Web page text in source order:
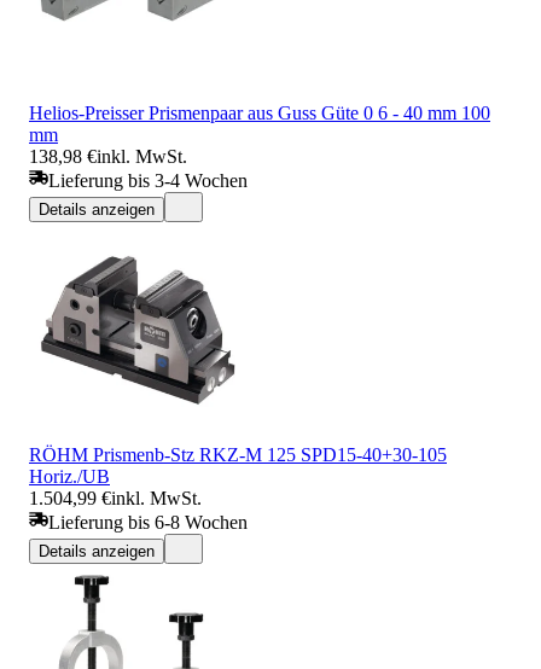
Helios-Preisser Prismenpaar aus Guss Güte 0 6 - 40 mm 100
mm
138,98 €inkl. MwSt.
Lieferung bis 3-4 Wochen
Details anzeigen
RÖHM Prismenb-Stz RKZ-M 125 SPD15-40+30-105
Horiz./UB
1.504,99 €inkl. MwSt.
Lieferung bis 6-8 Wochen
Details anzeigen